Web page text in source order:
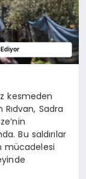
kesmeden
Sadra
Bu saldırılar
mücadelesi